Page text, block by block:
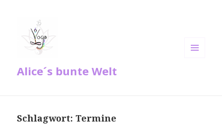
Alice´s bunte Welt
Schlagwort: Termine